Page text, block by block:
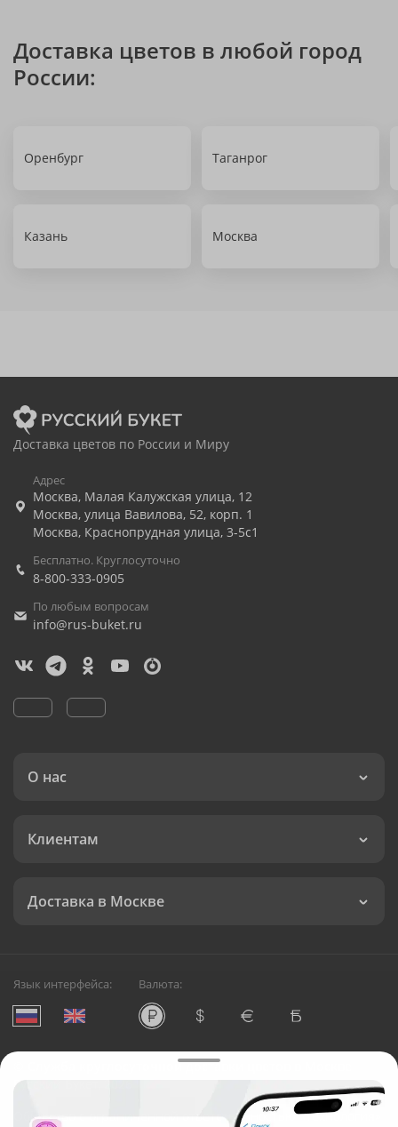
Доставка цветов в любой город
России:
Оренбург Таганрог
Казань Москва
Доставка цветов по России и Миру
Адрес
Москва, Малая Калужская улица, 12
Москва, улица Вавилова, 52, корп. 1
Москва, Краснопрудная улица, 3-5с1
Бесплатно. Круглосуточно
8-800-333-0905
По любым вопросам
info@rus-buket.ru
О нас
Клиентам
Доставка в Москве
Язык интерфейса: Валюта:
Служба круглосуточной доставки цветов в Москве
Русский Букет, 2026
Общество с ограниченной ответственностью «Технология»